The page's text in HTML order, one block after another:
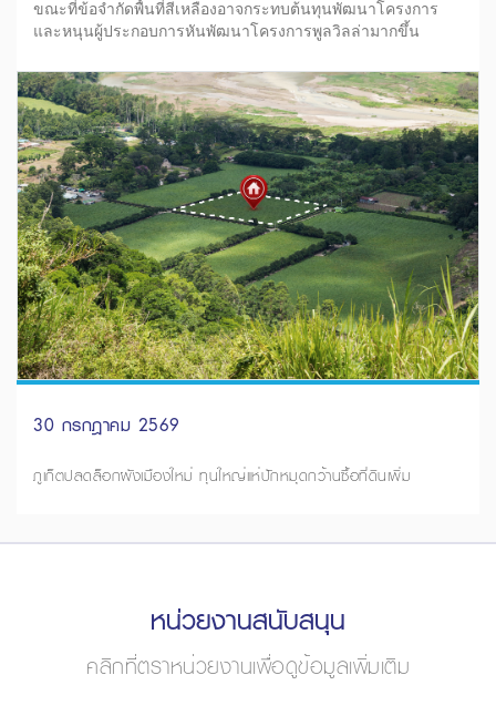
ขณะที่ข้อจำกัดพื้นที่สีเหลืองอาจกระทบต้นทุนพัฒนาโครงการ
และหนุนผู้ประกอบการหันพัฒนาโครงการพูลวิลล่ามากขึ้น
30 กรกฎาคม 2569
ภูเก็ตปลดล็อกผังเมืองใหม่ ทุนใหญ่แห่ปักหมุดกว้านซื้อที่ดินเพิ่ม
หน่วยงานสนับสนุน
คลิกที่ตราหน่วยงานเพื่อดูข้อมูลเพิ่มเติม